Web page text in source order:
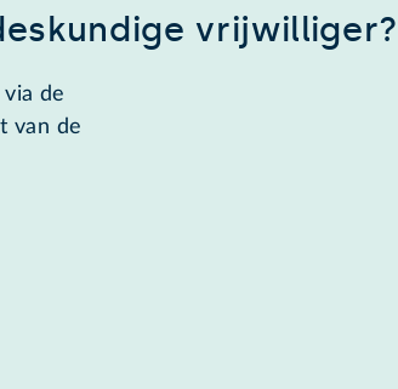
vrijwilliger?
de
van de